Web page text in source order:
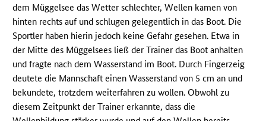
dem Müggelsee das Wetter schlechter, Wellen kamen von
hinten rechts auf und schlugen gelegentlich in das Boot. Die
Sportler haben hierin jedoch keine Gefahr gesehen. Etwa in
der Mitte des Müggelsees ließ der Trainer das Boot anhalten
und fragte nach dem Wasserstand im Boot. Durch Fingerzeig
deutete die Mannschaft einen Wasserstand von 5 cm an und
bekundete, trotzdem weiterfahren zu wollen. Obwohl zu
diesem Zeitpunkt der Trainer erkannte, dass die